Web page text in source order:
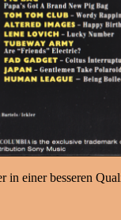
in einer besseren